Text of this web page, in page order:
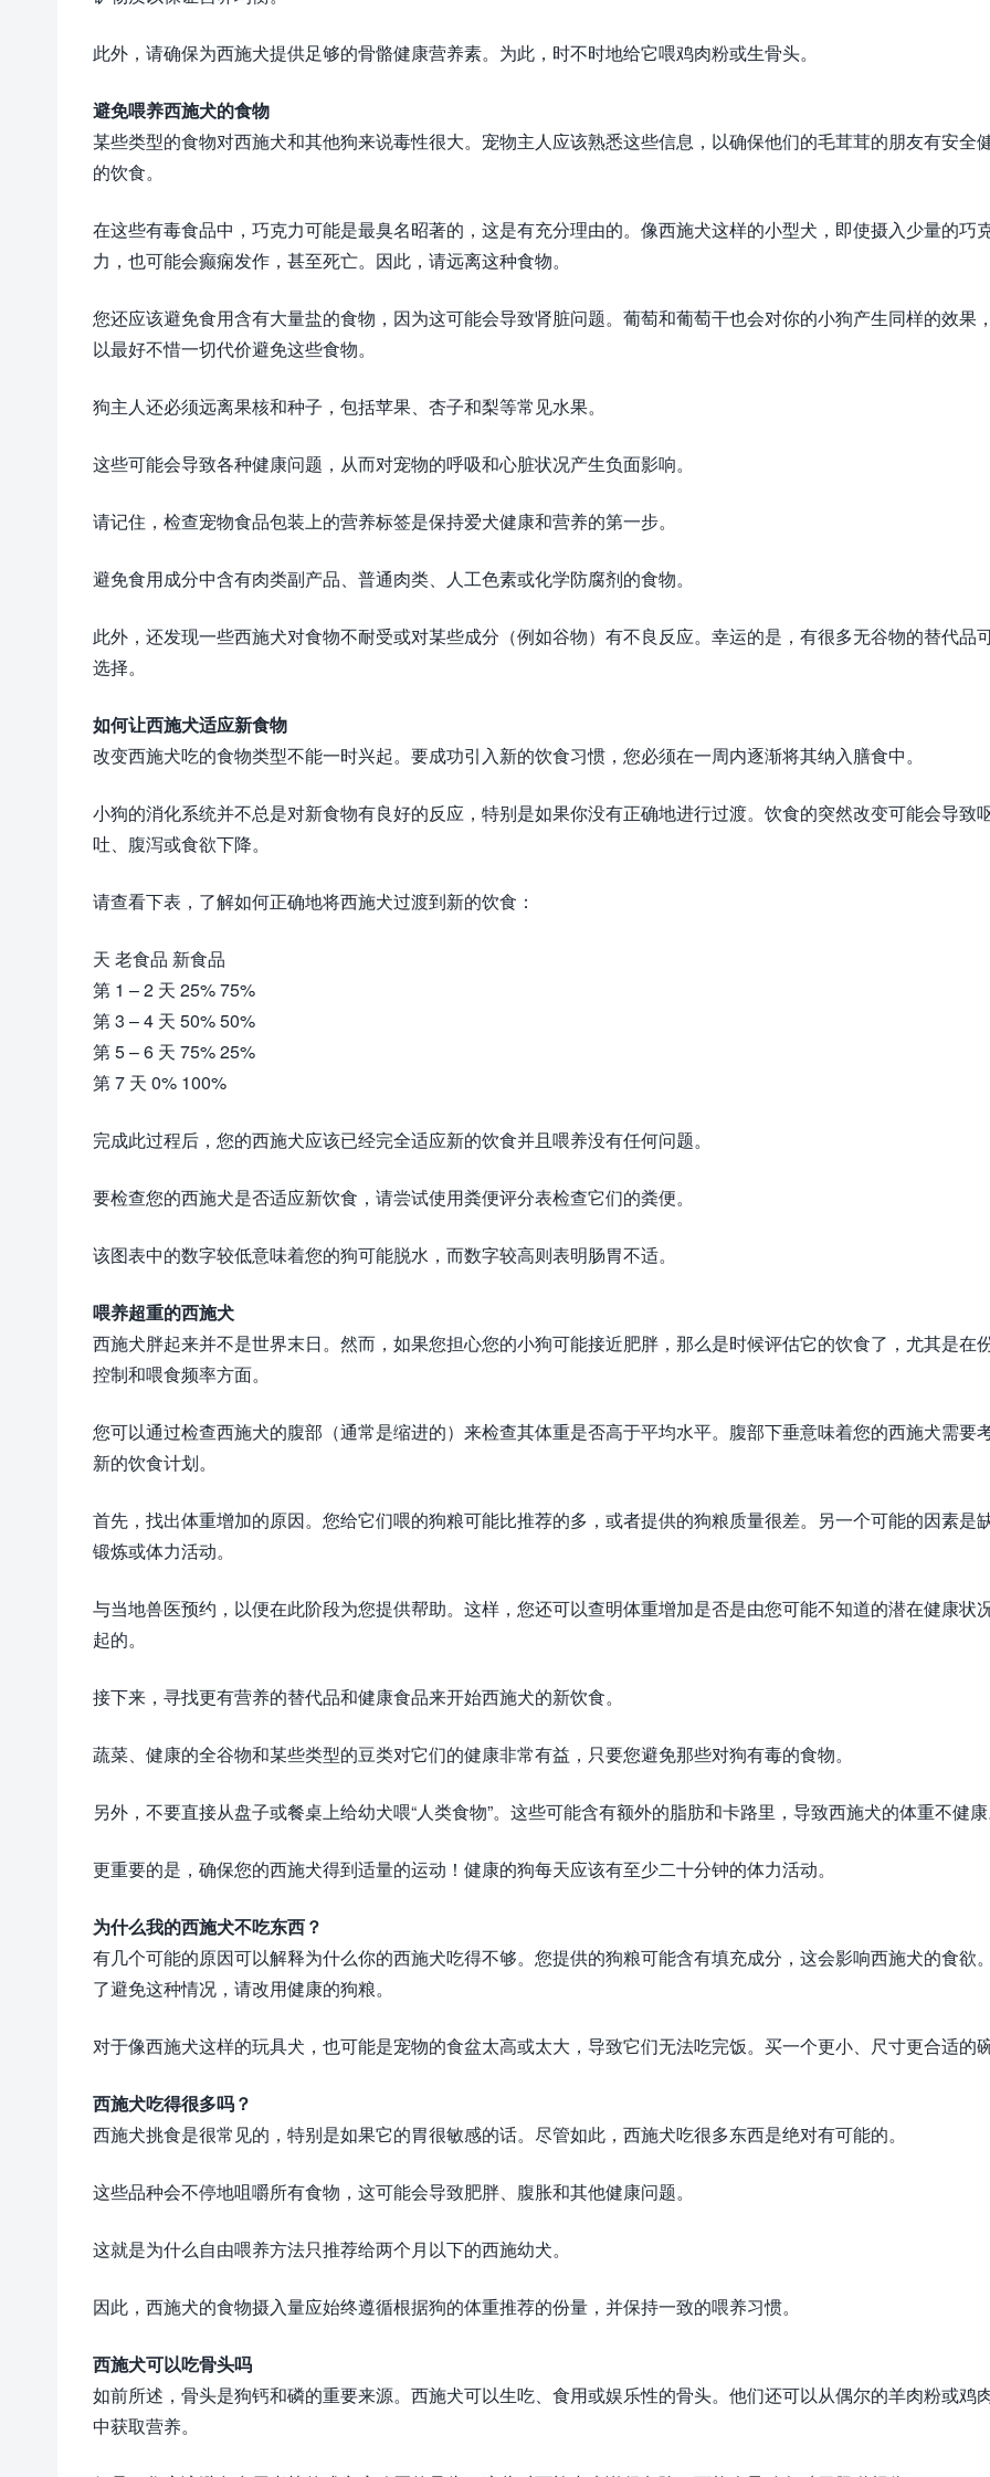
此外，请确保为西施犬提供足够的骨骼健康营养素。为此，时不时地给它喂鸡肉粉或生骨头。
避免喂养西施犬的食物
某些类型的食物对西施犬和其他狗来说毒性很大。宠物主人应该熟悉这些信息，以确保他们的毛茸茸的朋友有安全
的饮食。
在这些有毒食品中，巧克力可能是最臭名昭著的，这是有充分理由的。像西施犬这样的小型犬，即使摄入少量的巧
力，也可能会癫痫发作，甚至死亡。因此，请远离这种食物。
您还应该避免食用含有大量盐的食物，因为这可能会导致肾脏问题。葡萄和葡萄干也会对你的小狗产生同样的效果
以最好不惜一切代价避免这些食物。
狗主人还必须远离果核和种子，包括苹果、杏子和梨等常见水果。
这些可能会导致各种健康问题，从而对宠物的呼吸和心脏状况产生负面影响。
请记住，检查宠物食品包装上的营养标签是保持爱犬健康和营养的第一步。
避免食用成分中含有肉类副产品、普通肉类、人工色素或化学防腐剂的食物。
此外，还发现一些西施犬对食物不耐受或对某些成分（例如谷物）有不良反应。幸运的是，有很多无谷物的替代品
选择。
如何让西施犬适应新食物
改变西施犬吃的食物类型不能一时兴起。要成功引入新的饮食习惯，您必须在一周内逐渐将其纳入膳食中。
小狗的消化系统并不总是对新食物有良好的反应，特别是如果你没有正确地进行过渡。饮食的突然改变可能会导致
吐、腹泻或食欲下降。
请查看下表，了解如何正确地将西施犬过渡到新的饮食：
天 老食品 新食品
第 1 – 2 天 25% 75%
第 3 – 4 天 50% 50%
第 5 – 6 天 75% 25%
第 7 天 0% 100%
完成此过程后，您的西施犬应该已经完全适应新的饮食并且喂养没有任何问题。
要检查您的西施犬是否适应新饮食，请尝试使用粪便评分表检查它们的粪便。
该图表中的数字较低意味着您的狗可能脱水，而数字较高则表明肠胃不适。
喂养超重的西施犬
西施犬胖起来并不是世界末日。然而，如果您担心您的小狗可能接近肥胖，那么是时候评估它的饮食了，尤其是在
控制和喂食频率方面。
您可以通过检查西施犬的腹部（通常是缩进的）来检查其体重是否高于平均水平。腹部下垂意味着您的西施犬需要
新的饮食计划。
首先，找出体重增加的原因。您给它们喂的狗粮可能比推荐的多，或者提供的狗粮质量很差。另一个可能的因素是
锻炼或体力活动。
与当地兽医预约，以便在此阶段为您提供帮助。这样，您还可以查明体重增加是否是由您可能不知道的潜在健康状
起的。
接下来，寻找更有营养的替代品和健康食品来开始西施犬的新饮食。
蔬菜、健康的全谷物和某些类型的豆类对它们的健康非常有益，只要您避免那些对狗有毒的食物。
另外，不要直接从盘子或餐桌上给幼犬喂“人类食物”。这些可能含有额外的脂肪和卡路里，导致西施犬的体重不健
更重要的是，确保您的西施犬得到适量的运动！健康的狗每天应该有至少二十分钟的体力活动。
为什么我的西施犬不吃东西？
有几个可能的原因可以解释为什么你的西施犬吃得不够。您提供的狗粮可能含有填充成分，这会影响西施犬的食欲
了避免这种情况，请改用健康的狗粮。
对于像西施犬这样的玩具犬，也可能是宠物的食盆太高或太大，导致它们无法吃完饭。买一个更小、尺寸更合适的
西施犬吃得很多吗？
西施犬挑食是很常见的，特别是如果它的胃很敏感的话。尽管如此，西施犬吃很多东西是绝对有可能的。
这些品种会不停地咀嚼所有食物，这可能会导致肥胖、腹胀和其他健康问题。
这就是为什么自由喂养方法只推荐给两个月以下的西施幼犬。
因此，西施犬的食物摄入量应始终遵循根据狗的体重推荐的份量，并保持一致的喂养习惯。
西施犬可以吃骨头吗
如前所述，骨头是狗钙和磷的重要来源。西施犬可以生吃、食用或娱乐性的骨头。他们还可以从偶尔的羊肉粉或鸡
中获取营养。